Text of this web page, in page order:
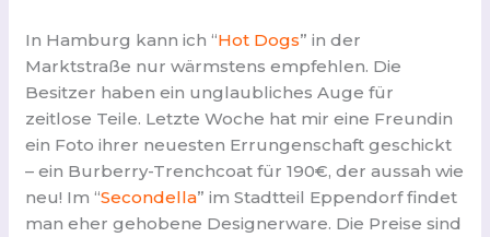
In Hamburg kann ich “Hot Dogs” in der
Marktstraße nur wärmstens empfehlen. Die
Besitzer haben ein unglaubliches Auge für
zeitlose Teile. Letzte Woche hat mir eine Freundin
ein Foto ihrer neuesten Errungenschaft geschickt
– ein Burberry-Trenchcoat für 190€, der aussah wie
neu! Im “Secondella” im Stadtteil Eppendorf findet
man eher gehobene Designerware. Die Preise sind